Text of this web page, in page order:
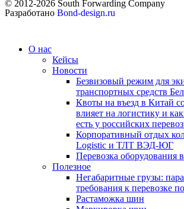
© 2012-2026 South Forwarding Company
Разработано Bond-design.ru
О нас
Кейсы
Новости
Безвизовый режим для
транспортных средств
Квоты на въезд в Китай
влияет на логистику и
есть у российских
Корпоративный отдых
Logistic и ТЛТ ВЭД-ЮГ
Перевозка оборудования
Полезное
Негабаритные грузы:
требования к перевозке
Растаможка шин